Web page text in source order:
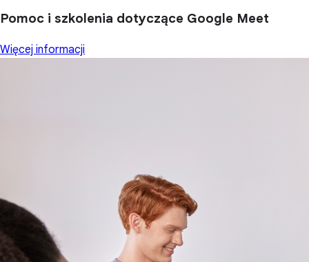
Pomoc i szkolenia dotyczące Google Meet
Więcej informacji